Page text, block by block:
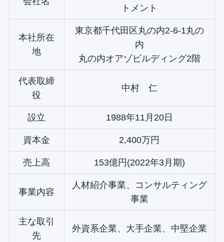
トメント
本社所在
地
東京都千代田区丸の内2‐6‐1丸の
内
丸の内オアゾビルディング2階
代表取締
役
中村 仁
設立 1988年11月20日
資本金 2,400万円
売上高 153億円(2022年3月期)
事業内容
人材紹介事業、コンサルティング
事業
主な取引
先
外資系企業、大手企業、中堅企業